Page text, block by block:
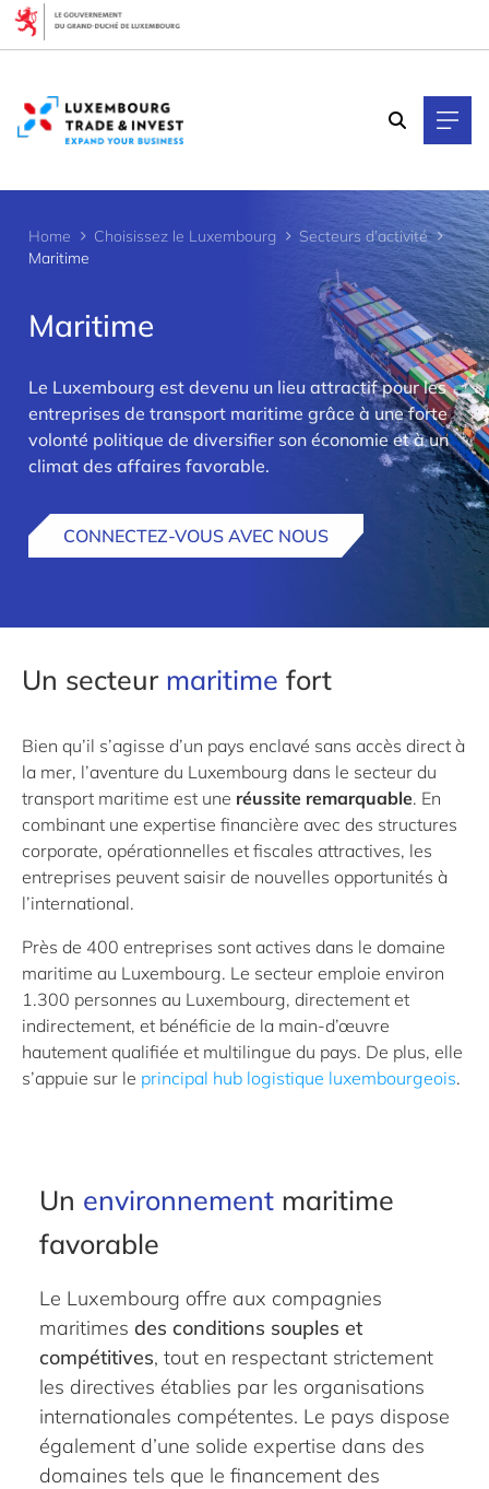
Home Choisissez le Luxembourg
Secteurs d’activité
Maritime
Maritime
Le Luxembourg est devenu un lieu attractif pour les
entreprises de transport maritime grâce à une forte
volonté politique de diversifier son économie et à un
climat des affaires favorable.
CONNECTEZ-VOUS AVEC NOUS
Un secteur maritime fort
Bien qu’il s’agisse d’un pays enclavé sans accès direct à
la mer, l’aventure du Luxembourg dans le secteur du
transport maritime est une réussite remarquable. En
combinant une expertise financière avec des structures
corporate, opérationnelles et fiscales attractives, les
entreprises peuvent saisir de nouvelles opportunités à
l’international.
Près de 400 entreprises sont actives dans le domaine
maritime au Luxembourg. Le secteur emploie environ
1.300 personnes au Luxembourg, directement et
indirectement, et bénéficie de la main-d’œuvre
hautement qualifiée et multilingue du pays. De plus, elle
s’appuie sur le principal hub logistique luxembourgeois.
Un environnement maritime
favorable
Le Luxembourg offre aux compagnies
maritimes des conditions souples et
compétitives, tout en respectant strictement
les directives établies par les organisations
internationales compétentes. Le pays dispose
également d’une solide expertise dans des
domaines tels que le financement des
Cookies management panel